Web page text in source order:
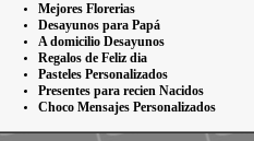
Mejores Florerias
Desayunos para Papá
A domicilio Desayunos
Regalos de Feliz dia
Pasteles Personalizados
Presentes para recien Nacidos
Choco Mensajes Personalizados